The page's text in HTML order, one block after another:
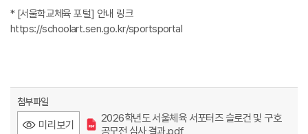
* [서울학교체육 포털] 안내 링크
https://schoolart.sen.go.kr/sportsportal
첨부파일
미리보기
2026학년도 서울체육 서포터즈 슬로건 및 구호
공모전 심사 결과.pdf